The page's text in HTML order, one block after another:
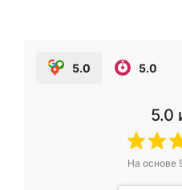
5.0 5.0
5.0
На основе